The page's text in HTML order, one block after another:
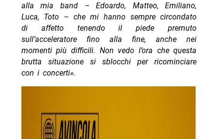
alla mia band – Edoardo, Matteo, Emiliano,
Luca, Toto – che mi hanno sempre circondato
di affetto tenendo il piede premuto
sull’acceleratore fino alla fine, anche nei
momenti più difficili. Non vedo l’ora che questa
brutta situazione si sblocchi per ricominciare
con i concerti».